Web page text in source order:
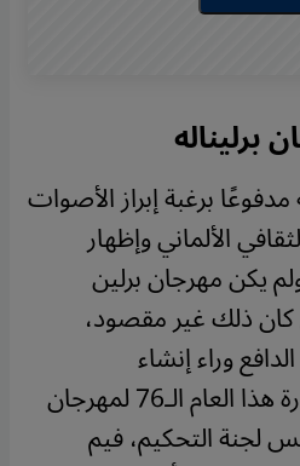
برليناله
برغبة إبراز الأصوات
الألماني وإظهار
يكن مهرجان برلين
كان ذلك غير مقصود،
وراء إنشاء
باليناله، ففي افتتاح دورة هذا العام الـ76 لمهرجان
لجنة التحكيم، فيم